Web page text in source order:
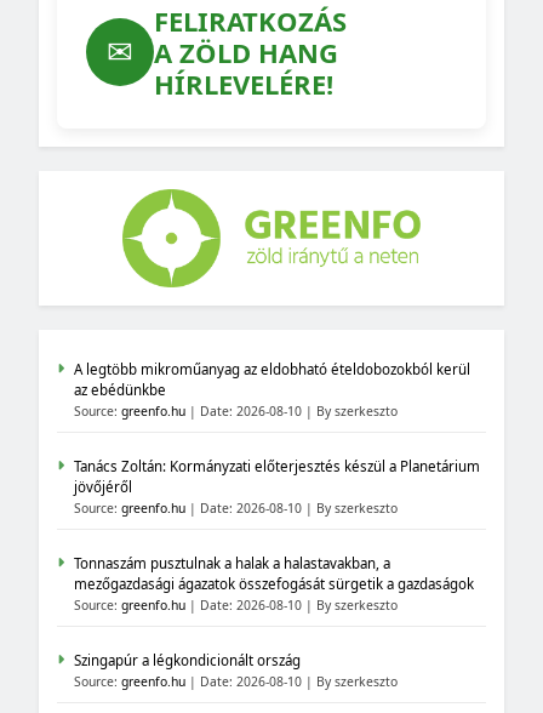
✉
FELIRATKOZÁS
A ZÖLD HANG
HÍRLEVELÉRE!
A legtöbb mikroműanyag az eldobható ételdobozokból kerül
az ebédünkbe
Source: greenfo.hu Date: 2026-08-10 By szerkeszto
Tanács Zoltán: Kormányzati előterjesztés készül a Planetárium
jövőjéről
Source: greenfo.hu Date: 2026-08-10 By szerkeszto
Tonnaszám pusztulnak a halak a halastavakban, a
mezőgazdasági ágazatok összefogását sürgetik a gazdaságok
Source: greenfo.hu Date: 2026-08-10 By szerkeszto
Szingapúr a légkondicionált ország
Source: greenfo.hu Date: 2026-08-10 By szerkeszto